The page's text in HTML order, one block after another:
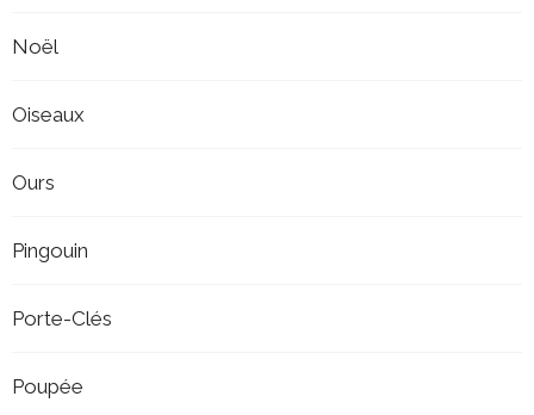
Noël
Oiseaux
Ours
Pingouin
Porte-Clés
Poupée